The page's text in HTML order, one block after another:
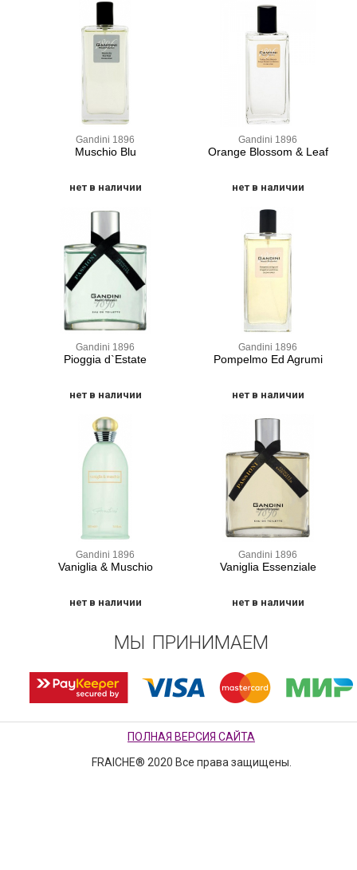
Gandini 1896
Muschio Blu
нет в наличии
Gandini 1896
Orange Blossom & Leaf
нет в наличии
Gandini 1896
Pioggia d`Estate
нет в наличии
Gandini 1896
Pompelmo Ed Agrumi
нет в наличии
Gandini 1896
Vaniglia & Muschio
нет в наличии
Gandini 1896
Vaniglia Essenziale
нет в наличии
МЫ ПРИНИМАЕМ
ПОЛНАЯ ВЕРСИЯ САЙТА
FRAICHE® 2020 Все права защищены.